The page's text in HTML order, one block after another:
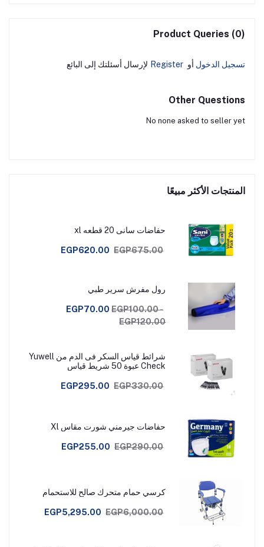
Product Queries (0)
تسجيل الدخول أو Register لإرسال أسئلتك إلى البائع
Other Questions
No none asked to seller yet
المنتجات الأكثر مبيعًا
حفاضات سانى 20 قطعه xl
EGP620.00 EGP675.00
رول مفرش سرير طبي
EGP70.00 EGP100.00 -
EGP120.00
شرائط قياس السكر فى الدم من Yuwell
Check عبوة 50 شريط قياس
EGP295.00 EGP330.00
حفاضات جيرمني شورت مقاس Xl
EGP255.00 EGP290.00
كرسي حمام متحرك صالح للاستحمام
EGP5,295.00 EGP6,000.00